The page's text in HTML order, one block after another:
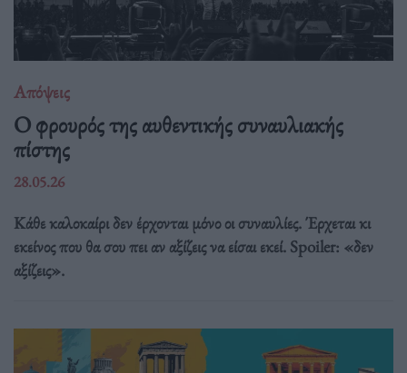
Απόψεις
O φρουρός της αυθεντικής συναυλιακής
πίστης
28.05.26
Κάθε καλοκαίρι δεν έρχονται μόνο οι συναυλίες. Έρχεται κι
εκείνος που θα σου πει αν αξίζεις να είσαι εκεί. Spoiler: «δεν
αξίζεις».